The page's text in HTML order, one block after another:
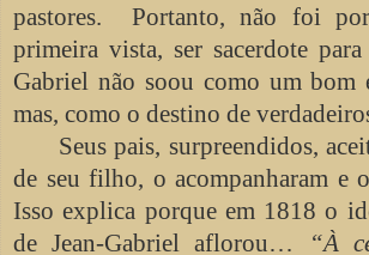
pastores. Portanto, não foi
primeira vista, ser sacerdote
Gabriel não soou como um bom
mas, como o destino de
Seus pais, surpreendidos,
de seu filho, o acompanharam e
Isso explica porque em 1818 o
de Jean-Gabriel aflorou… “À